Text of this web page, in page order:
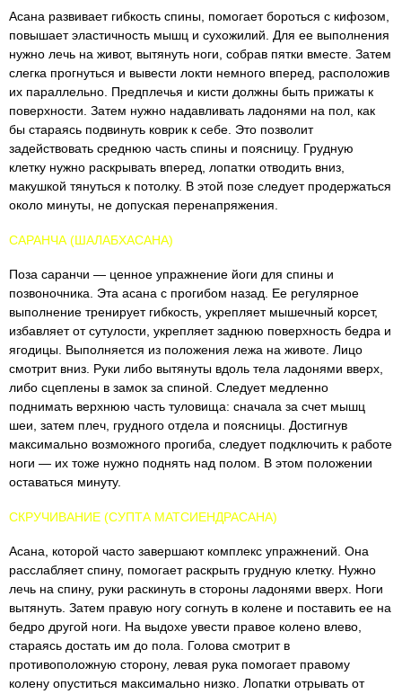
Асана развивает гибкость спины, помогает бороться с кифозом,
повышает эластичность мышц и сухожилий. Для ее выполнения
нужно лечь на живот, вытянуть ноги, собрав пятки вместе. Затем
слегка прогнуться и вывести локти немного вперед, расположив
их параллельно. Предплечья и кисти должны быть прижаты к
поверхности. Затем нужно надавливать ладонями на пол, как
бы стараясь подвинуть коврик к себе. Это позволит
задействовать среднюю часть спины и поясницу. Грудную
клетку нужно раскрывать вперед, лопатки отводить вниз,
макушкой тянуться к потолку. В этой позе следует продержаться
около минуты, не допуская перенапряжения.
САРАНЧА (ШАЛАБХАСАНА)
Поза саранчи — ценное упражнение йоги для спины и
позвоночника. Эта асана с прогибом назад. Ее регулярное
выполнение тренирует гибкость, укрепляет мышечный корсет,
избавляет от сутулости, укрепляет заднюю поверхность бедра и
ягодицы. Выполняется из положения лежа на животе. Лицо
смотрит вниз. Руки либо вытянуты вдоль тела ладонями вверх,
либо сцеплены в замок за спиной. Следует медленно
поднимать верхнюю часть туловища: сначала за счет мышц
шеи, затем плеч, грудного отдела и поясницы. Достигнув
максимально возможного прогиба, следует подключить к работе
ноги — их тоже нужно поднять над полом. В этом положении
оставаться минуту.
СКРУЧИВАНИЕ (СУПТА МАТСИЕНДРАСАНА)
Асана, которой часто завершают комплекс упражнений. Она
расслабляет спину, помогает раскрыть грудную клетку. Нужно
лечь на спину, руки раскинуть в стороны ладонями вверх. Ноги
вытянуть. Затем правую ногу согнуть в колене и поставить ее на
бедро другой ноги. На выдохе увести правое колено влево,
стараясь достать им до пола. Голова смотрит в
противоположную сторону, левая рука помогает правому
колену опуститься максимально низко. Лопатки отрывать от